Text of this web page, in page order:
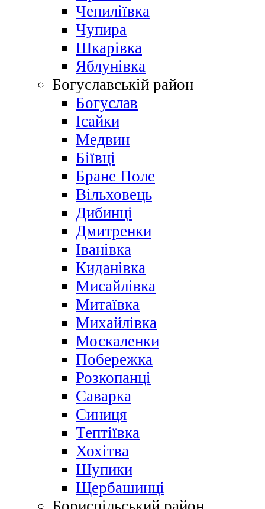
Чепиліївка
Чупира
Шкарівка
Яблунівка
Богуславській район
Богуслав
Ісайки
Медвин
Біївці
Бране Поле
Вільховець
Дибинці
Дмитренки
Іванівка
Киданівка
Мисайлівка
Митаївка
Михайлівка
Москаленки
Побережка
Розкопанці
Саварка
Синиця
Тептіївка
Хохітва
Шупики
Щербашинці